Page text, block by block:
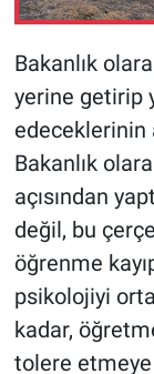
Bakanlık
yerine getirip
edeceklerinin
Bakanlık
açısından
değil, bu
öğrenme
psikolojiyi
kadar,
tolere